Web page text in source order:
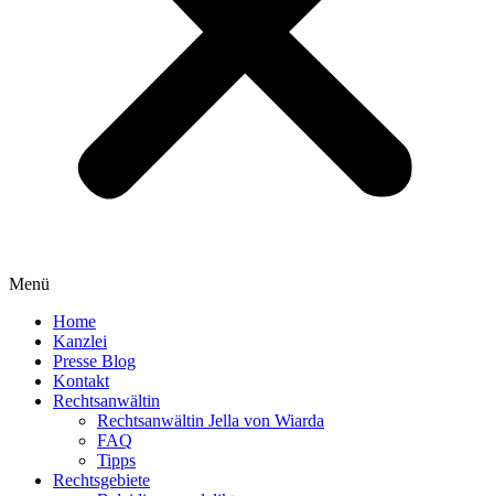
Menü
Home
Kanzlei
Presse Blog
Kontakt
Rechtsanwältin
Rechtsanwältin Jella von Wiarda
FAQ
Tipps
Rechtsgebiete